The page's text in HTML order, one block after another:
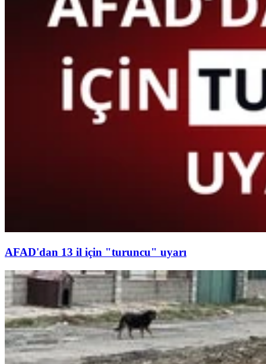
AFAD'dan 13 il için "turuncu" uyarı